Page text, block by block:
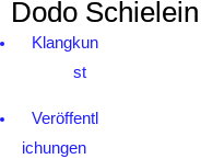
Dodo Schielein
Klangkun
st
Veröffentl
ichungen